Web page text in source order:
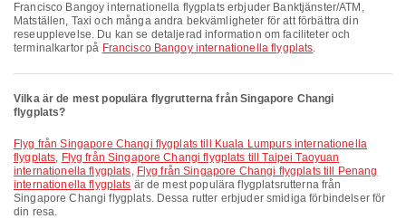
Francisco Bangoy internationella flygplats erbjuder Banktjänster/ATM,
Matställen, Taxi och många andra bekvämligheter för att förbättra din
reseupplevelse. Du kan se detaljerad information om faciliteter och
terminalkartor på Francisco Bangoy internationella flygplats.
Vilka är de mest populära flygrutterna från Singapore Changi
flygplats?
Flyg från Singapore Changi flygplats till Kuala Lumpurs internationella
flygplats, Flyg från Singapore Changi flygplats till Taipei Taoyuan
internationella flygplats, Flyg från Singapore Changi flygplats till Penang
internationella flygplats är de mest populära flygplatsrutterna från
Singapore Changi flygplats. Dessa rutter erbjuder smidiga förbindelser för
din resa.